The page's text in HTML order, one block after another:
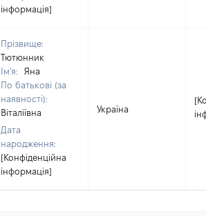
інформація]
Прізвище:
Тютюнник
Ім'я:
Яна
По батькові (за
наявності):
Віталіївна
Дата
народження:
[Конфіденційна
інформація]
Україна